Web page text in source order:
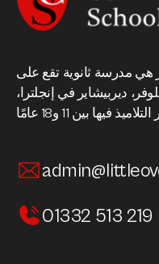
هي مدرسة ثانوية تقع على
ديربيشاير في إنجلترا،
01332 513 219